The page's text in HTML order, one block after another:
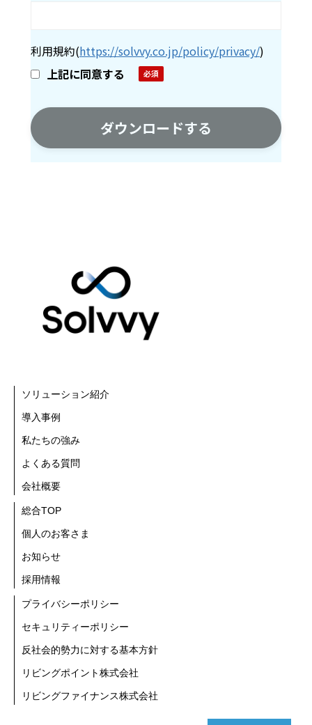
利用規約(https://solvvy.co.jp/policy/privacy/)
上記に同意する
ソリューション紹介
導入事例
私たちの強み
よくある質問
会社概要
総合TOP
個人のお客さま
お知らせ
採用情報
プライバシーポリシー
セキュリティーポリシー
反社会的勢力に対する基本方針
リビングポイント株式会社
リビングファイナンス株式会社